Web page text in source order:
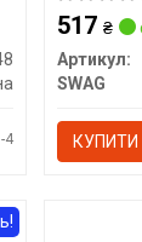
4
517₴
Артикул:
SWAG
КУПИТИ